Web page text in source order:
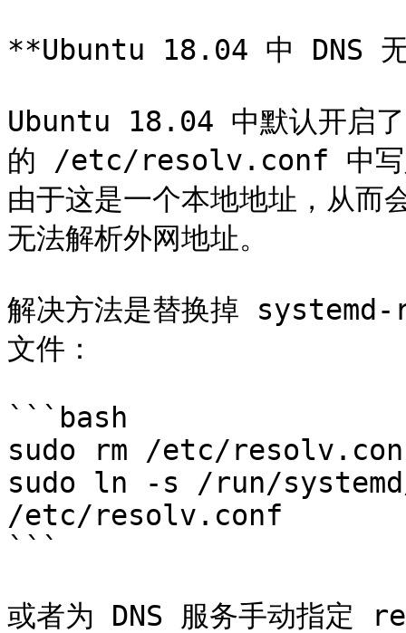
**Ubuntu 18.04 中 DNS
Ubuntu 18.04 中默认开启
的 /etc/resolv.conf 中写
由于这是一个本地地址，从
无法解析外网地址。
解决方法是替换掉
文件：
```bash
sudo rm /etc/
sudo ln -s /run/
/etc/resolv.conf
```
或者为 DNS 服务手动指定